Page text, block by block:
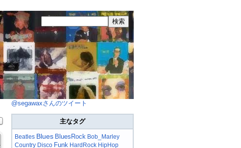
@segawaxさんのツイート
主なタグ
Beatles Blues BluesRock Bob_Marley
Country Disco Funk HardRock HipHop